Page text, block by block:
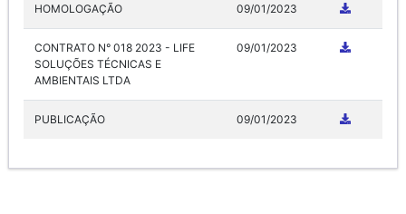
HOMOLOGAÇÃO 09/01/2023
CONTRATO N° 018 2023 - LIFE
SOLUÇÕES TÉCNICAS E
AMBIENTAIS LTDA
09/01/2023
PUBLICAÇÃO 09/01/2023